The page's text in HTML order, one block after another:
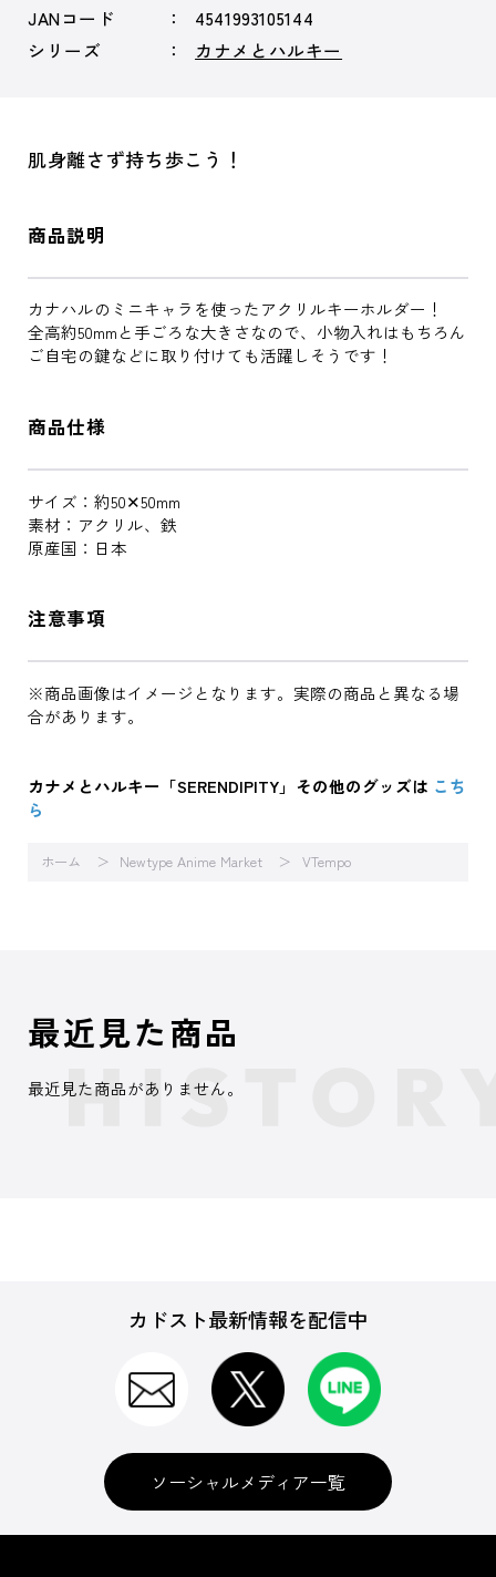
JANコード
4541993105144
シリーズ
カナメとハルキー
肌身離さず持ち歩こう！
商品説明
カナハルのミニキャラを使ったアクリルキーホルダー！
全高約50mmと手ごろな大きさなので、小物入れはもちろん
ご自宅の鍵などに取り付けても活躍しそうです！
商品仕様
サイズ：約50✕50mm
素材：アクリル、鉄
原産国：日本
注意事項
※商品画像はイメージとなります。実際の商品と異なる場
合があります。
カナメとハルキー「SERENDIPITY」その他のグッズは こち
ら
ホーム Newtype Anime Market VTempo
最近見た商品
最近見た商品がありません。
カドスト最新情報を配信中
ソーシャルメディア一覧